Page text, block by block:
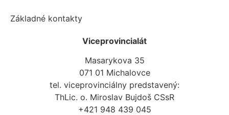
Základné kontakty
Viceprovincialát
Masarykova 35
071 01 Michalovce
tel. viceprovinciálny predstavený:
ThLic. o. Miroslav Bujdoš CSsR
+421 948 439 045